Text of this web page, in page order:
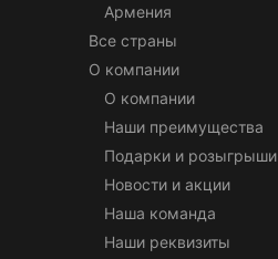
Армения
Все страны
О компании
О компании
Наши преимущества
Подарки и розыгрыши
Новости и акции
Наша команда
Наши реквизиты